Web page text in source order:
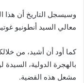
وسيسجل التاريخ أن هذا
معالي السيد أنطونيو
كما أود أن أشيد، من
بالهجرة الدولية،
مشعل هذه القضية.